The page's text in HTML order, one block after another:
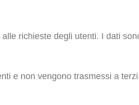
richieste degli utenti. I dati
e non vengono trasmessi a